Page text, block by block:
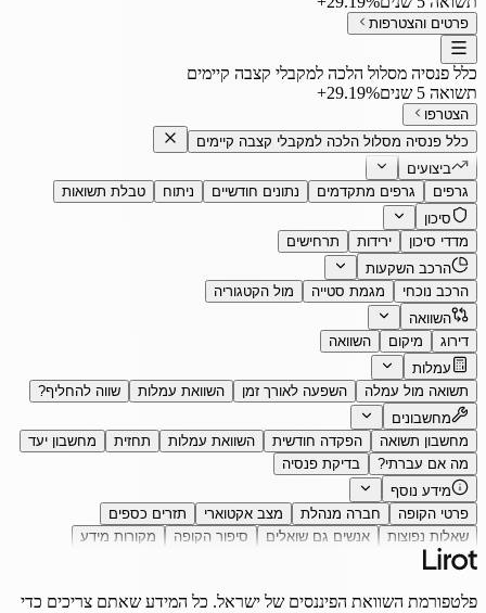
פרטים והצטרפות
כלל פנסיה מסלול הלכה למקבלי קצבה קיימים
תשואה 5 שנים
‎+29.19%
הצטרפו
כלל פנסיה מסלול הלכה למקבלי קצבה קיימים
ביצועים
גרפים
גרפים מתקדמים נתונים חודשיים ניתוח
טבלת תשואות
סיכון
מדדי סיכון
ירידות
תרחישים
הרכב השקעות
הרכב נוכחי
מגמת סטייה
מול הקטגוריה
השוואה
דירוג
מיקום
השוואה
עמלות
תשואה מול עמלה
השפעה לאורך זמן השוואת עמלות
שווה להחליף?
מחשבונים
מחשבון תשואה
הפקדה חודשית השוואת עמלות תחזית
מחשבון יעד
מה אם עברתי?
בדיקת פנסיה
מידע נוסף
פרטי הקופה
חברה מנהלת מצב אקטוארי
תזרים כספים
שאלות נפוצות
אנשים גם שואלים סיפור הקופה מקורות מידע
פלטפורמת השוואת הפיננסים של ישראל. כל המידע שאתם צריכים כדי